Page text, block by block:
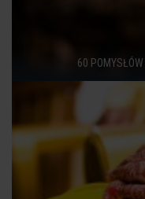
60 POMYSŁÓW